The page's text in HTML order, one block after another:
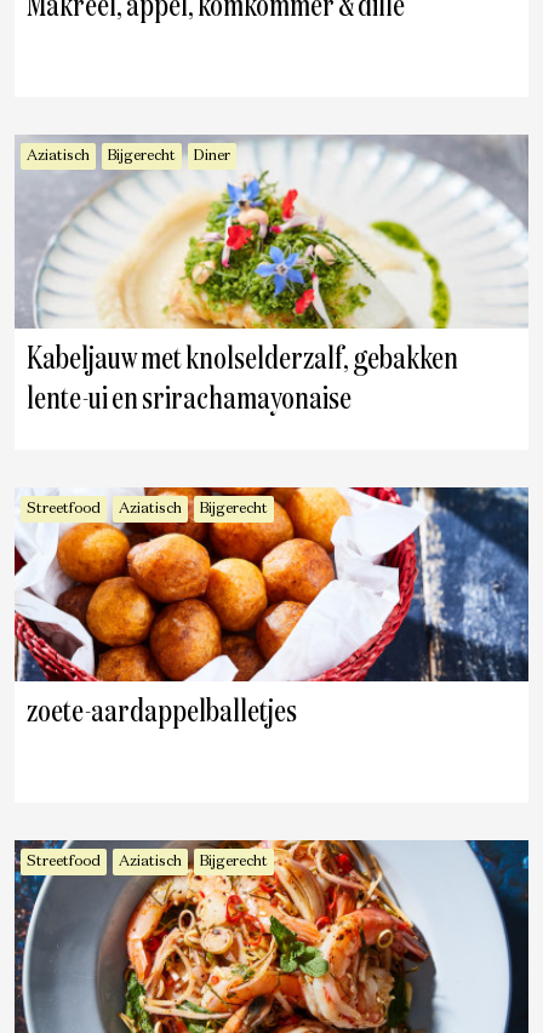
Makreel, appel, komkommer & dille
Aziatisch Bijgerecht Diner
Kabeljauw met knolselderzalf, gebakken
lente-ui en srirachamayonaise
Streetfood Aziatisch Bijgerecht
zoete-aardappelballetjes
Streetfood Aziatisch Bijgerecht